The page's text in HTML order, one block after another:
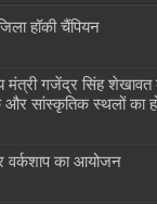
हॉकी चैंपियन
गजेंद्र सिंह शेखावत
और सांस्कृतिक स्थलों का
वर्कशाप का आयोजन